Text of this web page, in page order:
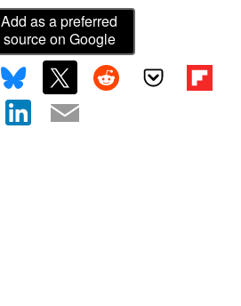
Add as a preferred
source on Google